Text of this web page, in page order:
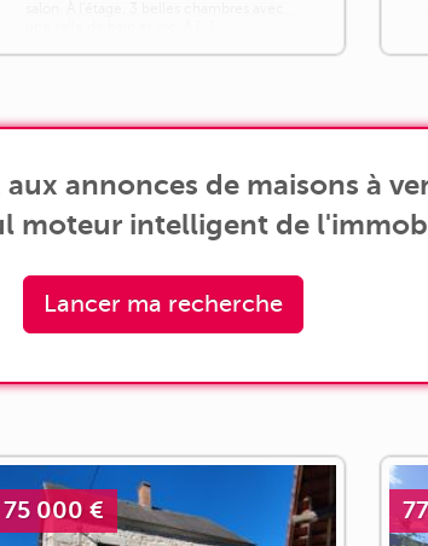
annonces de maisons à
moteur intelligent de
Lancer ma recherche
75 000 €